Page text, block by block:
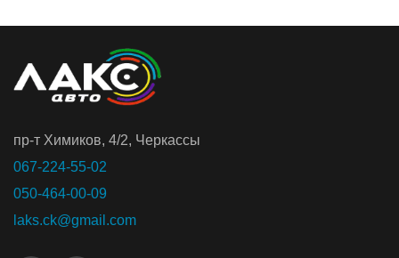
пр-т Химиков, 4/2, Черкассы
067-224-55-02
050-464-00-09
laks.ck@gmail.com